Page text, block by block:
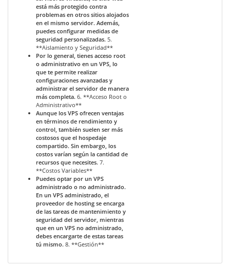
está más protegido contra
problemas en otros sitios alojados
en el mismo servidor. Además,
puedes configurar medidas de
seguridad personalizadas. 5.
**Aislamiento y Seguridad**
Por lo general, tienes acceso root
o administrativo en un VPS, lo
que te permite realizar
configuraciones avanzadas y
administrar el servidor de manera
más completa. 6. **Acceso Root o
Administrativo**
Aunque los VPS ofrecen ventajas
en términos de rendimiento y
control, también suelen ser más
costosos que el hospedaje
compartido. Sin embargo, los
costos varían según la cantidad de
recursos que necesites. 7.
**Costos Variables**
Puedes optar por un VPS
administrado o no administrado.
En un VPS administrado, el
proveedor de hosting se encarga
de las tareas de mantenimiento y
seguridad del servidor, mientras
que en un VPS no administrado,
debes encargarte de estas tareas
tú mismo. 8. **Gestión**